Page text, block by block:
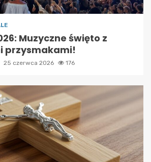
Muzyczne święto z
przysmakami!
25 czerwca 2026 176